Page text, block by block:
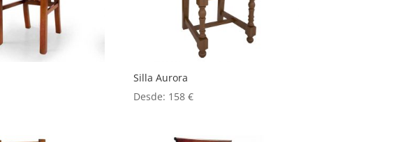
Silla Aurora
Desde: 158€